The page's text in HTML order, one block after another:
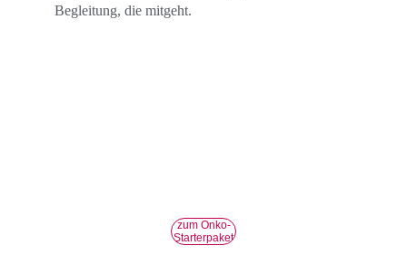
Begleitung, die mitgeht.
zum Onko-
Starterpaket